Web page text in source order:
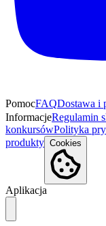
PomocFAQDostawa i
InformacjeRegulamin
konkursówPolityka
produkty Cookies
Aplikacja